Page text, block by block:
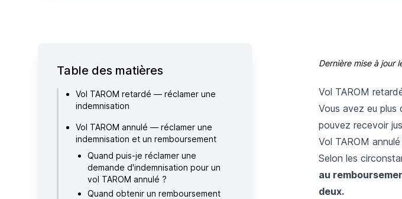
Table des matières
Vol TAROM retardé — réclamer une
indemnisation
Vol TAROM annulé — réclamer une
indemnisation et un remboursement
Quand puis-je réclamer une
demande d'indemnisation pour un
vol TAROM annulé ?
Quand obtenir un remboursement
Dernière mise à jour
Vol TAROM
Vous avez eu
pouvez recevoir
Vol TAROM
Selon les
au
deux.